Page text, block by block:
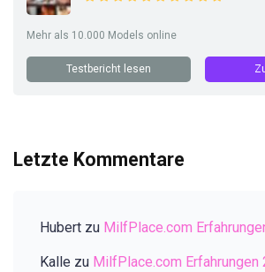
Mehr als 10.000 Models online
Testbericht lesen
Letzte Kommentare
Hubert zu MilfPlace.com
Kalle zu MilfPlace.com Erfahrungen